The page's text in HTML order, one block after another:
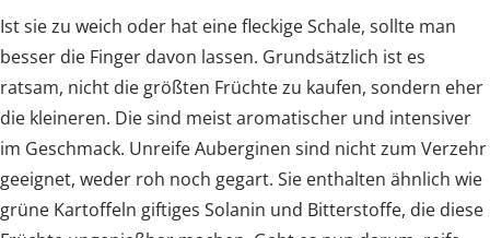
Ist sie zu weich oder hat eine fleckige Schale, sollte man
besser die Finger davon lassen. Grundsätzlich ist es
ratsam, nicht die größten Früchte zu kaufen, sondern eher
die kleineren. Die sind meist aromatischer und intensiver
im Geschmack. Unreife Auberginen sind nicht zum Verzehr
geeignet, weder roh noch gegart. Sie enthalten ähnlich wie
grüne Kartoffeln giftiges Solanin und Bitterstoffe, die diese